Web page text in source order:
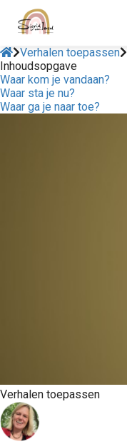
Verhalen toepassen
Inhoudsopgave
Waar kom je vandaan?
Waar sta je nu?
Waar ga je naar toe?
Verhalen toepassen